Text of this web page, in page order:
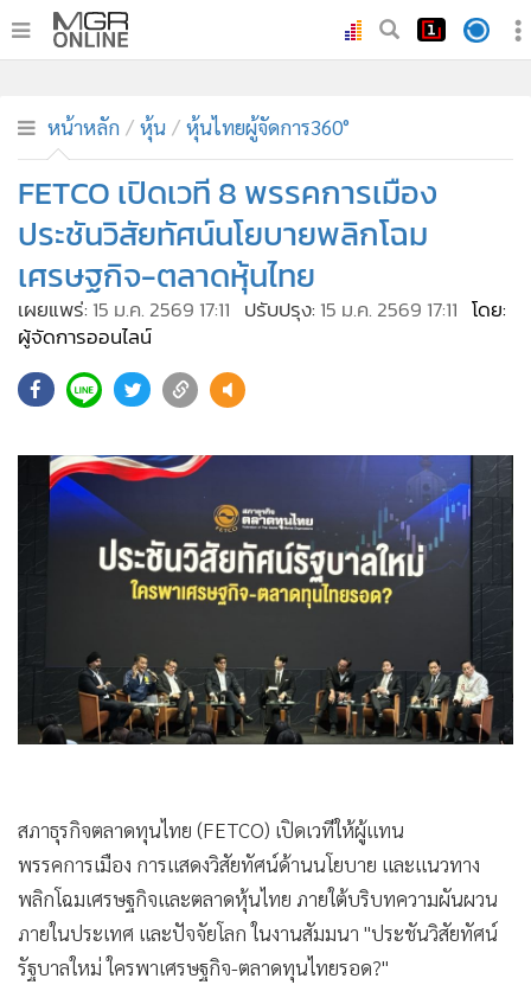
• ทันเหตุการณ์
• ภาคใต้
• ภูมิภาค
• Online Section
• บันเทิง
• ผู้จัดการรายวัน
• คอลัมนิสต์
• ละคร
• Cyber BIZ
ผู้จัดกวน
Good health & Well-being
Green Innovation & SD
Management & HR
Infographic
การเมือง
• ท่องเที่ยว
• ต่างประเทศ
• Special Scoop
• เศรษฐกิจ-ธุรกิจ
• จีน
• ชุมชน-คุณภาพชีวิต
หน้าหลัก หุ้น หุ้นไทยผู้จัดการ360°
FETCO เปิดเวที 8 พรรคการเมือง
ประชันวิสัยทัศน์นโยบายพลิกโฉม
เศรษฐกิจ-ตลาดหุ้นไทย
เผยแพร่: 15 ม.ค. 2569 17:11 ปรับปรุง: 15 ม.ค. 2569 17:11 โดย:
ผู้จัดการออนไลน์
สภาธุรกิจตลาดทุนไทย (FETCO) เปิดเวทีให้ผู้แทน
พรรคการเมือง การแสดงวิสัยทัศน์ด้านนโยบาย และแนวทาง
พลิกโฉมเศรษฐกิจและตลาดหุ้นไทย ภายใต้บริบทความผันผวน
ภายในประเทศ และปัจจัยโลก ในงานสัมมนา "ประชันวิสัยทัศน์
รัฐบาลใหม่ ใครพาเศรษฐกิจ-ตลาดทุนไทยรอด?"